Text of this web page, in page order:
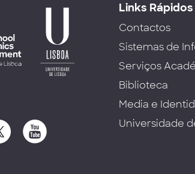
Links Rápidos
Contactos
Sistemas de
Serviços
Biblioteca
Media e
Universidade